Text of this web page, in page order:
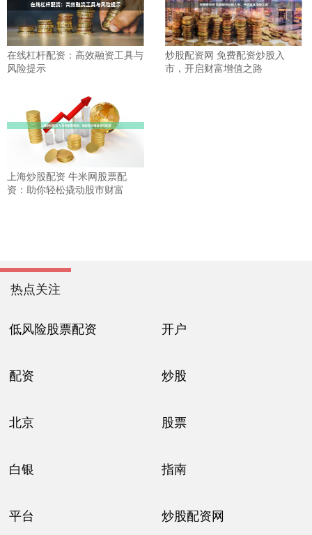
在线杠杆配资：高效融资工具与
风险提示
炒股配资网 免费配资炒股入
市，开启财富增值之路
上海炒股配资 牛米网股票配
资：助你轻松撬动股市财富
热点关注
低风险股票配资 开户
配资 炒股
北京 股票
白银 指南
平台 炒股配资网